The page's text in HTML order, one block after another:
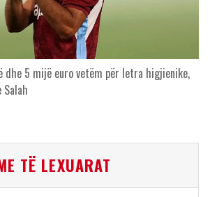
dhe 5 mijë euro vetëm për letra higjienike,
TË LEXUARAT